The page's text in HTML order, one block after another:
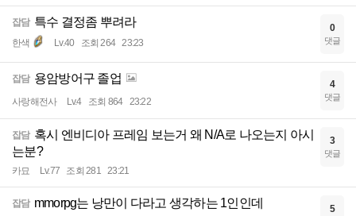
잡담 특수 결정좀 뿌려라
한색 Lv.40 조회 264 23:23
0
댓글
잡담 용암방어구 졸업
사랑해전사 Lv.4 조회 864 23:22
4
댓글
잡담 혹시 엔비디아 프레임 보는거 왜 N/A로 나오는지 아시
는분?
카묘 Lv.77 조회 281 23:21
3
댓글
잡담 mmorpg는 낭만이 다라고 생각하는 1인인데 5